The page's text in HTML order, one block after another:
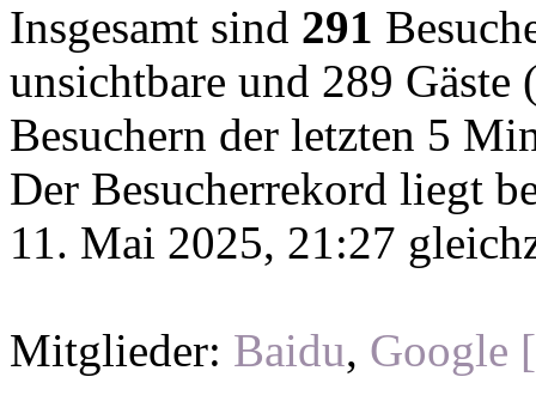
Insgesamt sind 291
unsichtbare und 289 Gäste
Besuchern der letzten 5
Der Besucherrekord liegt
11. Mai 2025, 21:27
Mitglieder: Baidu, Google